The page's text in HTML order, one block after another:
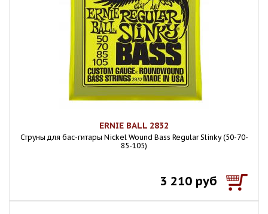
ERNIE BALL 2832
Струны для бас-гитары Nickel Wound Bass Regular Slinky (50-70-
85-105)
3 210 руб